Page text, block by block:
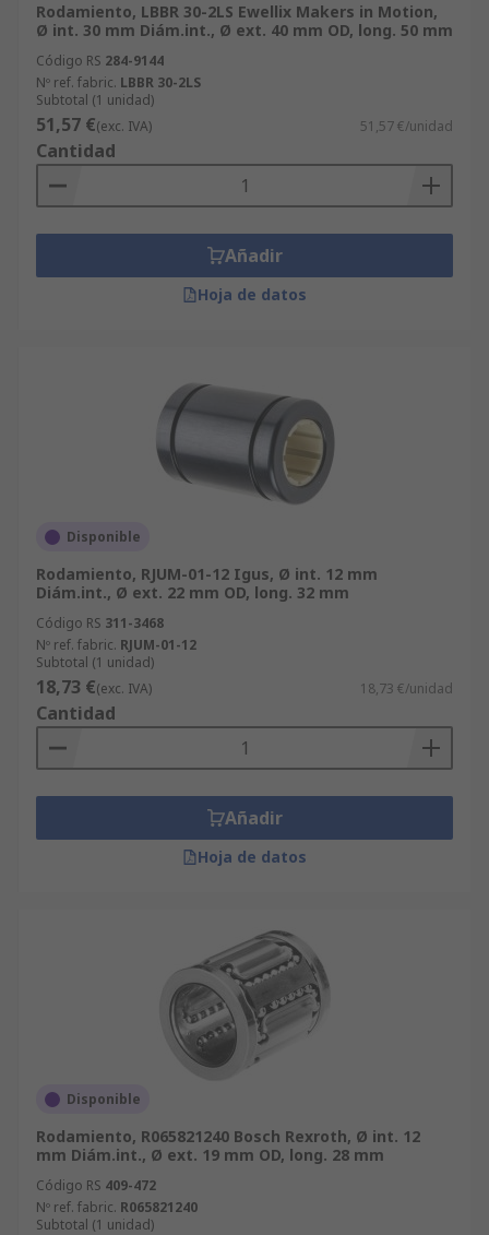
Rodamiento, LBBR 30-2LS Ewellix Makers in Motion,
Ø int. 30 mm Diám.int., Ø ext. 40 mm OD, long. 50 mm
Código RS 284-9144
Nº ref. fabric. LBBR 30-2LS
Subtotal (1 unidad)
51,57 €(exc. IVA) 51,57 €/unidad
Cantidad
Añadir
Hoja de datos
Disponible
Rodamiento, RJUM-01-12 Igus, Ø int. 12 mm
Diám.int., Ø ext. 22 mm OD, long. 32 mm
Código RS 311-3468
Nº ref. fabric. RJUM-01-12
Subtotal (1 unidad)
18,73 €(exc. IVA) 18,73 €/unidad
Cantidad
Añadir
Hoja de datos
Disponible
Rodamiento, R065821240 Bosch Rexroth, Ø int. 12
mm Diám.int., Ø ext. 19 mm OD, long. 28 mm
Código RS 409-472
Nº ref. fabric. R065821240
Subtotal (1 unidad)